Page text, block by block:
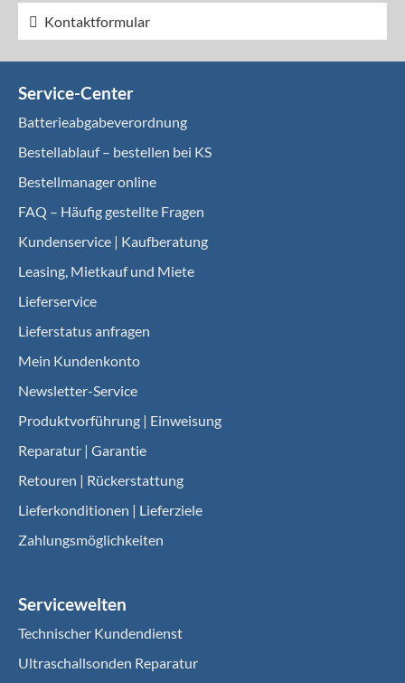
Kontaktformular
Service-Center
Batterieabgabeverordnung
Bestellablauf – bestellen bei KS
Bestellmanager online
FAQ – Häufig gestellte Fragen
Kundenservice | Kaufberatung
Leasing, Mietkauf und Miete
Lieferservice
Lieferstatus anfragen
Mein Kundenkonto
Newsletter-Service
Produktvorführung | Einweisung
Reparatur | Garantie
Retouren | Rückerstattung
Lieferkonditionen | Lieferziele
Zahlungsmöglichkeiten
Servicewelten
Technischer Kundendienst
Ultraschallsonden Reparatur